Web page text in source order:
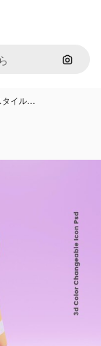
画像で
タイル…